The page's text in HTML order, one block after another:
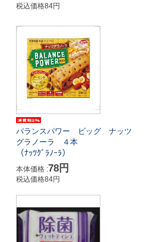
税込価格84円
バランスパワー ビッグ ナッツ
グラノーラ ４本
（ﾅｯﾂｸﾞﾗﾉｰﾗ）
本体価格 :78円
税込価格84円